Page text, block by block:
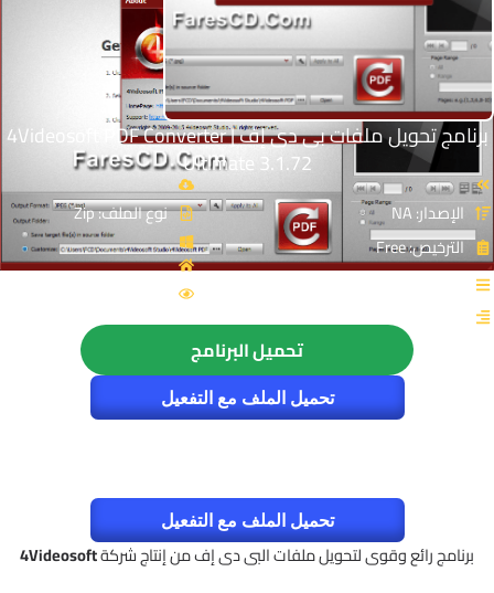
برنامج تحويل ملفات بى دى إف | 4Videosoft PDF Converter
Ultimate 3.1.72
الإصدار: NA
الترخيص: Free
نوع الملف: Zip
تحميل البرنامج
تحميل الملف مع التفعيل
تحميل الملف مع التفعيل
برنامج رائع وقوى لتحويل ملفات البى دى إف من إنتاج شركة4Videosoft